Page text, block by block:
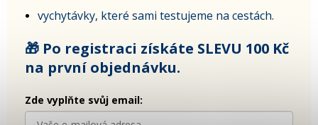
vychytávky, které sami testujeme na cestách.
🎁 Po registraci získáte SLEVU 100 Kč
na první objednávku.
Zde vyplňte svůj email: